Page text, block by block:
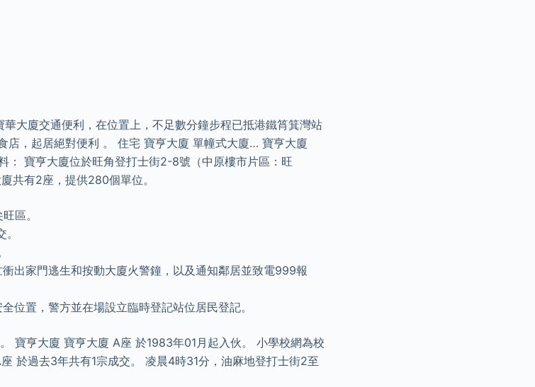
大廈交通便利，在位置上，不足數分鐘步程已抵港鐵筲箕灣站
店，起居絕對便利 。 住宅 寶亨大廈 單幢式大廈… 寶亨大廈
： 寶亨大廈位於旺角登打士街2-8號（中原樓市片區：旺
共有2座，提供280個單位。
區。
出家門逃生和按動大廈火警鐘，以及通知鄰居並致電999報
位置，警方並在場設立臨時登記站位居民登記。
寶亨大廈 寶亨大廈 A座 於1983年01月起入伙。 小學校網為校
於過去3年共有1宗成交。 凌晨4時31分，油麻地登打士街2至